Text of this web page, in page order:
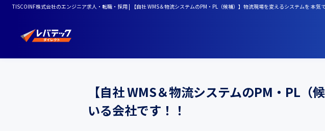
TISCOINF株式会社のエンジニア求人・転職・採用 | 【自社 WMS＆物流システムのPM・PL（候補）】物流現場を変えるシステムを 本気
【自社 WMS＆物流システムのPM・PL（
いる会社です！！